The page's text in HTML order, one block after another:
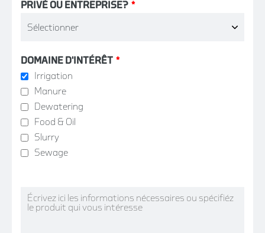
PRIVÉ OU ENTREPRISE? *
DOMAINE D'INTÉRÊT *
Irrigation
Manure
Dewatering
Food & Oil
Slurry
Sewage